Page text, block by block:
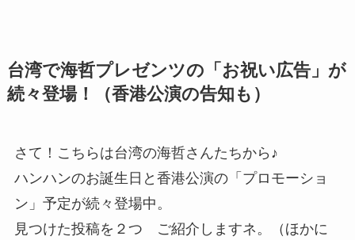
台湾で海哲プレゼンツの「お祝い広告」が
続々登場！（香港公演の告知も）
さて！こちらは台湾の海哲さんたちから♪
ハンハンのお誕生日と香港公演の「プロモーショ
ン」予定が続々登場中。
見つけた投稿を２つ ご紹介しますネ。（ほかに